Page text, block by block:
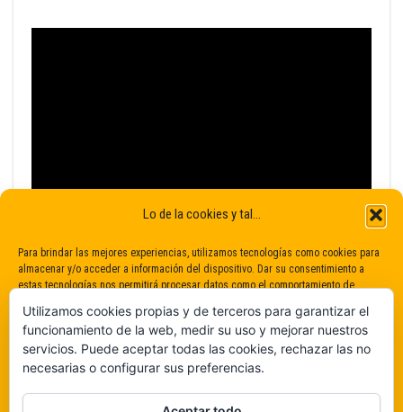
Lo de la cookies y tal...
Para brindar las mejores experiencias, utilizamos tecnologías como cookies para
almacenar y/o acceder a información del dispositivo. Dar su consentimiento a
estas tecnologías nos permitirá procesar datos como el comportamiento de
consentimiento puede afectar negativamente a determinadas características y
funciones.
Utilizamos cookies propias y de terceros para garantizar el
funcionamiento de la web, medir su uso y mejorar nuestros
servicios. Puede aceptar todas las cookies, rechazar las no
necesarias o configurar sus preferencias.